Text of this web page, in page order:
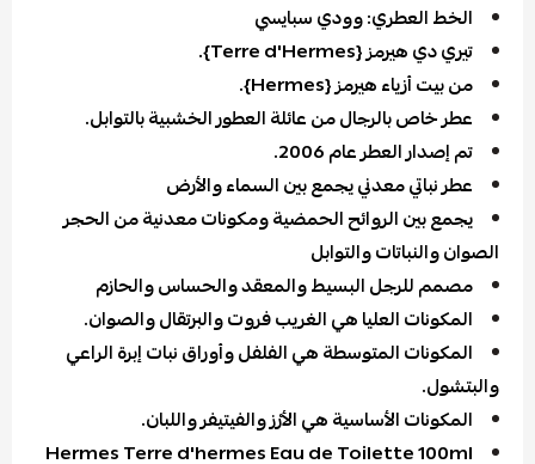
الخط العطري: وودي سبايسي
تيري دي هيرمز {Terre d'Hermes}.
من بيت أزياء هيرمز {Hermes}.
عطر خاص بالرجال من عائلة العطور الخشبية بالتوابل.
تم إصدار العطر عام 2006.
عطر نباتي معدني يجمع بين السماء والأرض
يجمع بين الروائح الحمضية ومكونات معدنية من الحجر
الصوان والنباتات والتوابل
مصمم للرجل البسيط والمعقد والحساس والحازم
المكونات العليا هي الغريب فروت والبرتقال والصوان.
المكونات المتوسطة هي الفلفل وأوراق نبات إبرة الراعي
والبتشول.
المكونات الأساسية هي الأرْز والفيتيفر واللبان.
Hermes Terre d'hermes Eau de Toilette 100ml